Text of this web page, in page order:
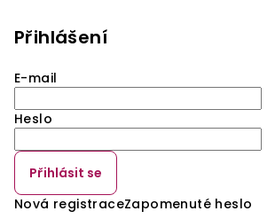
Přihlášení
E-mail
Heslo
Přihlásit se
Nová registraceZapomenuté heslo